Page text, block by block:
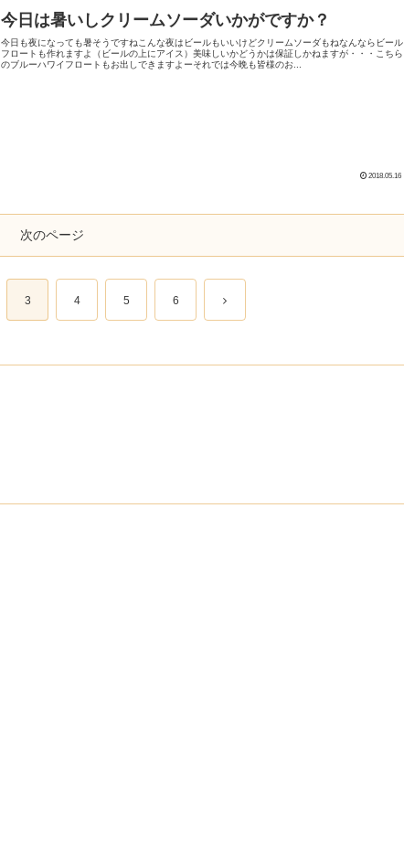
今日は暑いしクリームソーダいかがですか？
今日も夜になっても暑そうですねこんな夜はビールもいいけどクリームソーダもねなんならビール
フロートも作れますよ（ビールの上にアイス）美味しいかどうかは保証しかねますが・・・こちら
のブルーハワイフロートもお出しできますよーそれでは今晩も皆様のお...
2018.05.16
次のページ
3 4 5 6